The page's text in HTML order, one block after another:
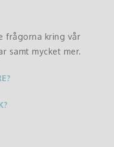
frågorna kring vår
samt mycket mer.